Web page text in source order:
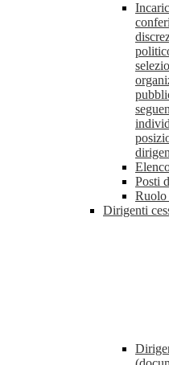
Posti
Ruolo
Dirigenti